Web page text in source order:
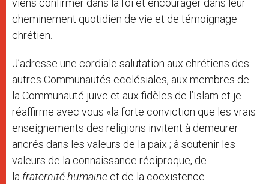
viens confirmer dans la foi et encourager dans leur
cheminement quotidien de vie et de témoignage
chrétien.
J’adresse une cordiale salutation aux chrétiens des
autres Communautés ecclésiales, aux membres de
la Communauté juive et aux fidèles de l’Islam et je
réaffirme avec vous «la forte conviction que les vrais
enseignements des religions invitent à demeurer
ancrés dans les valeurs de la paix ; à soutenir les
valeurs de la connaissance réciproque, de
la fraternité humaine et de la coexistence